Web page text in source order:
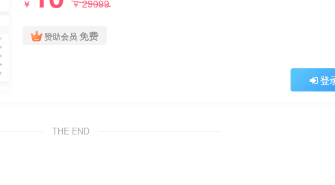
￥ ￥29099
赞助会员 免费
登
THE END